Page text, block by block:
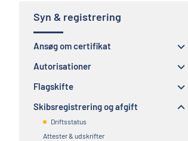
Syn & registrering
Ansøg om certifikat
Autorisationer
Flagskifte
Skibsregistrering og afgift
Driftsstatus
Attester & udskrifter